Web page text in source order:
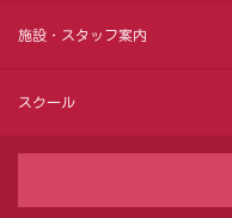
施設・スタッフ案内
スクール